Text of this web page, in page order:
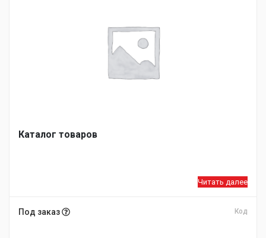
Каталог товаров
Читать далее
Под заказ Код